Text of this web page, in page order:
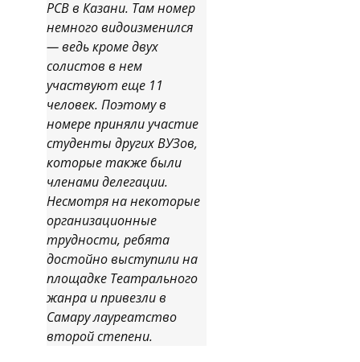
РСВ в Казани. Там номер
немного видоизменился
— ведь кроме двух
солистов в нем
участвуют еще 11
человек. Поэтому в
номере приняли участие
студенты других ВУЗов,
которые также были
членами делегации.
Несмотря на некоторые
организационные
трудности, ребята
достойно выступили на
площадке Театрального
жанра и привезли в
Самару лауреатство
второй степени.